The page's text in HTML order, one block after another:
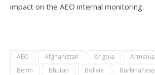
impact on the AEO internal monitoring.
AEO Afghanistan Angola Armenia
Benin
Bhutan Bolivia BurkinaFaso